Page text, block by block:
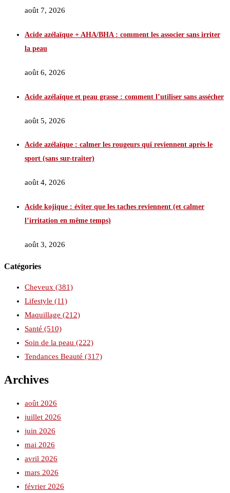
août 7, 2026
Acide azélaïque + AHA/BHA : comment les associer sans irriter
la peau
août 6, 2026
Acide azélaïque et peau grasse : comment l’utiliser sans assécher
août 5, 2026
Acide azélaïque : calmer les rougeurs qui reviennent après le
sport (sans sur-traiter)
août 4, 2026
Acide kojique : éviter que les taches reviennent (et calmer
l’irritation en même temps)
août 3, 2026
Catégories
Cheveux (381)
Lifestyle (11)
Maquillage (212)
Santé (510)
Soin de la peau (222)
Tendances Beauté (317)
Archives
août 2026
juillet 2026
juin 2026
mai 2026
avril 2026
mars 2026
février 2026